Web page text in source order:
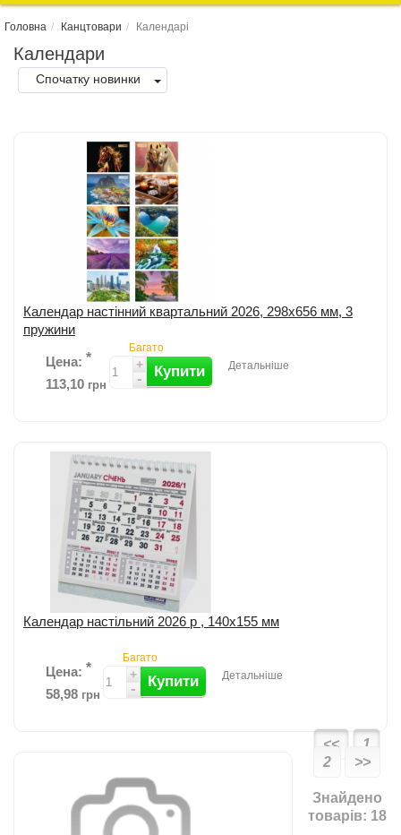
Головна Канцтовари Календарi
Календари
Спочатку новинки
Календар настінний квартальний 2026, 298х656 мм, 3
пружини
Цена: *
113,10 грн
Багато
+
- Купити Детальніше
Зручний настінний квартальний календар на 3-х пружинах; на
одному аркуші три місяці; розмір виробу: 297х630мм; розмір
постера: 298х210мм, вигот...детальніше
Додати до порівняння
Календар настільний 2026 р , 140х155 мм
Цена: *
58,98 грн
Багато
+
- Купити Детальніше
Календар BUROMAX 2021 рік - незамінна річ, яка допоможе Вам
легко спланувати свій місяць, квартал і рік. Папір блоку:
крейдований матовий папір...детальніше
Додати до порівняння
<<
1
2
>>
Знайдено
товарів: 18